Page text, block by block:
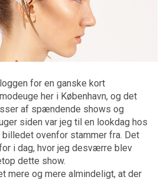
for en ganske kort
her i København, og det
af spændende shows og
siden var jeg til en lookdag hos
billedet ovenfor stammer fra. Det
i dag, hvor jeg desværre blev
dette show.
mere og mere almindeligt, at der